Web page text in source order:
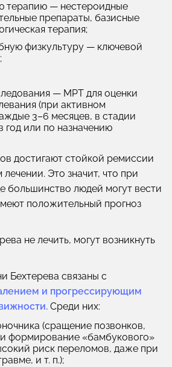
терапию — нестероидные
препараты, базисные
терапия;
физкультуру — ключевой
— МРТ для оценки
(при активном
3–6 месяцев, в стадии
год или по назначению
достигают стойкой ремиссии
Это значит, что при
большинство людей могут вести
положительный прогноз
не лечить, могут возникнуть
Бехтерева связаны с
и прогрессирующим
Среди них:
(сращение позвонков,
и формирование «бамбукового»
риск переломов, даже при
и т. п.);